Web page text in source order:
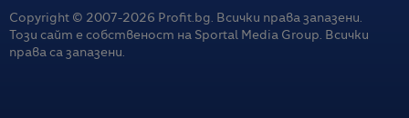
Copyright © 2007-2026 Profit.bg. Всички права запазени.
Този сайт е собственост на Sportal Media Group. Всички
права са запазени.